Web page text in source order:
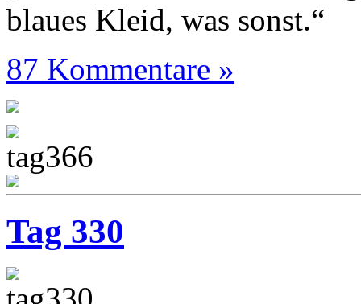
blaues Kleid, was sonst.“
87 Kommentare »
Tag 330